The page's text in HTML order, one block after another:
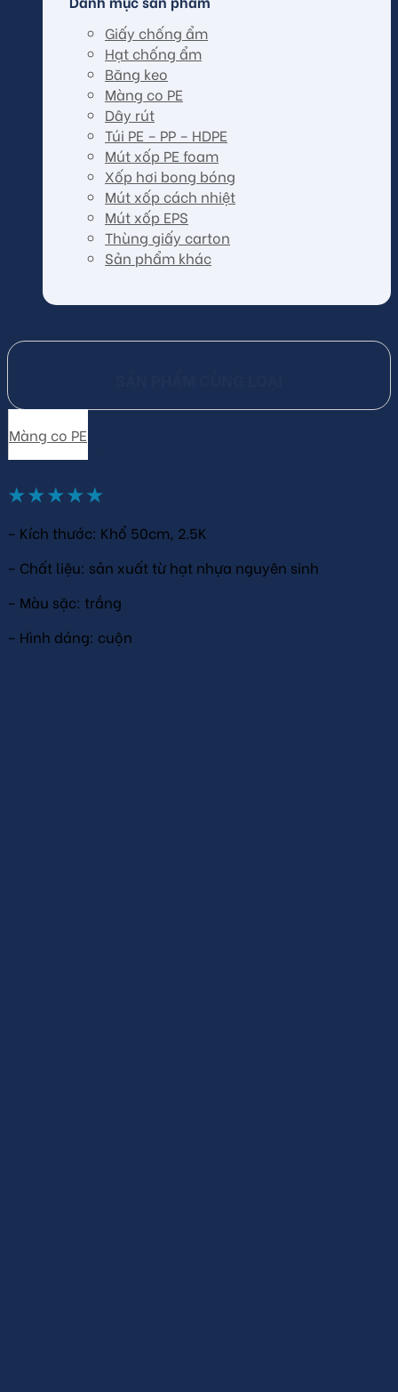
Giấy chống ẩm
Hạt chống ẩm
Băng keo
Màng co PE
Dây rút
Túi PE – PP – HDPE
Mút xốp PE foam
Xốp hơi bong bóng
Mút xốp cách nhiệt
Mút xốp EPS
Thùng giấy carton
Sản phẩm khác
Màng co PE
★★★★★
– Kích thước: Khổ 50cm, 2.5K
– Chất liệu: sản xuất từ hạt nhựa nguyên sinh
– Màu sặc: trắng
– Hình dáng: cuộn